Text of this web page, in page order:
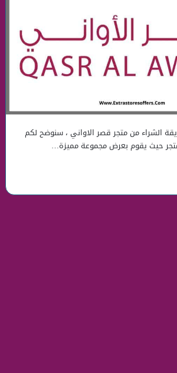
الشراء من متجر قصر الاواني ، سنوضح لكم
حيث يقوم بعرض مجموعة مميزة…